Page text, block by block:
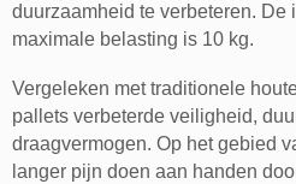
duurzaamheid te verbeteren. De
maximale belasting is 10 kg.
Vergeleken met traditionele
pallets verbeterde veiligheid,
draagvermogen. Op het gebied
langer pijn doen aan handen